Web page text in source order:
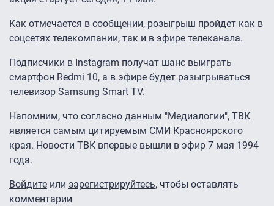
Как отмечается в сообщении, розыгрыш пройдет как в
соцсетях телекомпании, так и в эфире телеканала.
Подписчики в Instagram получат шанс выиграть
смартфон Redmi 10, а в эфире будет разыгрываться
телевизор Samsung Smart TV.
Напомним, что согласно данным "Медиалогии", ТВК
является самым цитируемым СМИ Красноярского
края. Новости ТВК впервые вышли в эфир 7 мая 1994
года.
Войдите или зарегистрируйтесь, чтобы оставлять
комментарии